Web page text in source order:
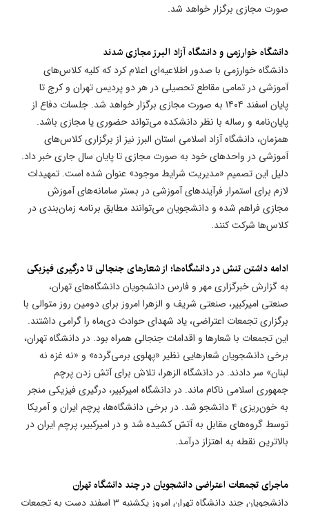
صورت مجازی برگزار خواهد شد.
دانشگاه خوارزمی و دانشگاه آزاد البرز مجازی شدند
دانشگاه خوارزمی با صدور اطلاعیه‌ای اعلام کرد که کلیه کلاس‌های
آموزشی در تمامی مقاطع تحصیلی در هر دو پردیس تهران و کرج تا
پایان اسفند ۱۴۰۴ به صورت مجازی برگزار خواهد شد. جلسات دفاع از
پایان‌نامه و رساله با نظر دانشکده می‌تواند حضوری یا مجازی باشد.
همزمان، دانشگاه آزاد اسلامی استان البرز نیز از برگزاری کلاس‌های
آموزشی در واحدهای خود به صورت مجازی تا پایان سال جاری خبر داد.
دلیل این تصمیم «مدیریت شرایط موجود» عنوان شده است. تمهیدات
لازم برای استمرار فرآیندهای آموزشی در بستر سامانه‌های آموزش
مجازی فراهم شده و دانشجویان می‌توانند مطابق برنامه زمان‌بندی در
کلاس‌ها شرکت کنند.
ادامه داشتن تنش در دانشگاه‌ها؛ از شعارهای جنجالی تا درگیری فیزیکی
به گزارش خبرگزاری مهر و فارس دانشجویان دانشگاه‌های تهران،
صنعتی امیرکبیر، صنعتی شریف و الزهرا امروز برای دومین روز متوالی با
برگزاری تجمعات اعتراضی، یاد شهدای حوادث دی‌ماه را گرامی داشتند.
این تجمعات با شعارها و اقدامات جنجالی همراه بود. در دانشگاه تهران،
برخی دانشجویان شعارهایی نظیر «پهلوی برمی‌گرده» و «نه غزه نه
لبنان» سر دادند. در دانشگاه الزهرا، تلاش برای آتش زدن پرچم
جمهوری اسلامی ناکام ماند. در دانشگاه امیرکبیر، درگیری فیزیکی منجر
به خون‌ریزی ۴ دانشجو شد. در برخی دانشگاه‌ها، پرچم ایران و آمریکا
توسط گروه‌های مقابل به آتش کشیده شد و در امیرکبیر، پرچم ایران در
بالاترین نقطه به اهتزاز درآمد.
ماجرای تجمعات اعتراضی دانشجویان در چند دانشگاه تهران
دانشجویان چند دانشگاه تهران امروز یکشنبه ۳ اسفند دست به تجمعات